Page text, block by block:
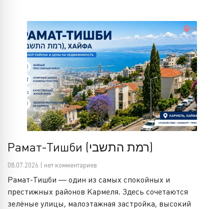
Рамат-Тишби (רמת התשבי)
08.07.2026 | нет комментариев
Рамат-Тишби — один из самых спокойных и
престижных районов Кармеля. Здесь сочетаются
зелёные улицы, малоэтажная застройка, высокий